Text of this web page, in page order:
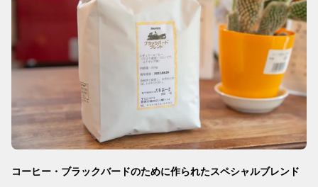
コーヒー・ブラックバードのために作られたスペシャルブレンド